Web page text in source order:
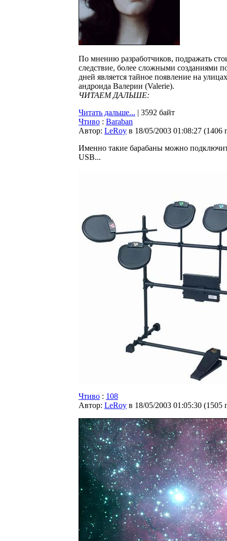
По мнению разработчиков, подражать
следствие, более сложными созданиями
дней является тайное появление на
андроида Валерии (Valerie).
ЧИТАЕМ ДАЛЬШЕ:
Читать дальше... | 3592 байт
Чтиво : Baraban
Автор: LeRoy в 18/05/2003 01:08:27 (1406
Именно такие барабаны можно
USB...
Чтиво : 108
Автор: LeRoy в 18/05/2003 01:05:30 (1505